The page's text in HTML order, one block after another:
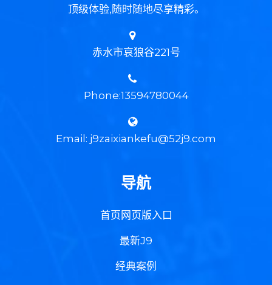
顶级体验,随时随地尽享精彩。
赤水市哀狼谷221号
Phone:13594780044
Email: j9zaixiankefu@52j9.com
导航
首页网页版入口
最新J9
经典案例